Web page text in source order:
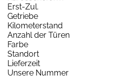
Erst-Zul.
Getriebe
Kilometerstand
Anzahl der Türen
Farbe
Standort
Lieferzeit
Unsere Nummer